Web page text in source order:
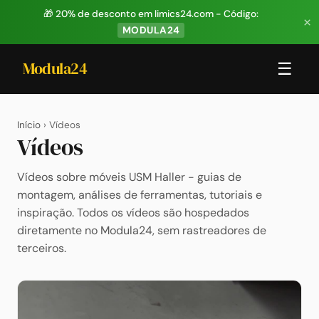
🎁 20% de desconto em limics24.com - Código:
MODULA24
×
Modula24 ☰
Início › Vídeos
Vídeos
Vídeos sobre móveis USM Haller - guias de
montagem, análises de ferramentas, tutoriais e
inspiração. Todos os vídeos são hospedados
diretamente no Modula24, sem rastreadores de
terceiros.